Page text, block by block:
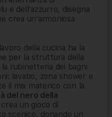
e dell’azzurro, disegna
crea un’armoniosa
della cucina ha la
per la struttura della
rubinetteria dei bagni
lavabo, zona shower e
il mix materico con la
del nero della
crea un gioco di
scenico, donando un